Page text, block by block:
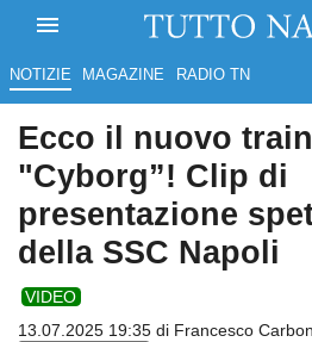
NOTIZIE MAGAZINE RADIO TN
Ecco il nuovo
"Cyborg”! Clip di
presentazione
della SSC Napoli
VIDEO
13.07.2025 19:35 di Francesco